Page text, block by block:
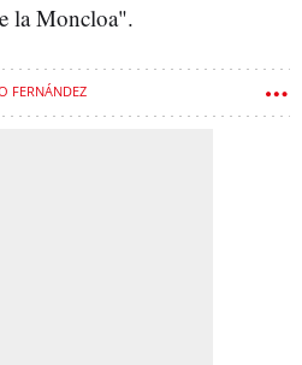
la Moncloa".
FERNÁNDEZ